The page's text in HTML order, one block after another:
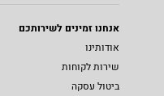
אנחנו זמינים לשירותכם
אודותינו
שירות לקוחות
ביטול עסקה